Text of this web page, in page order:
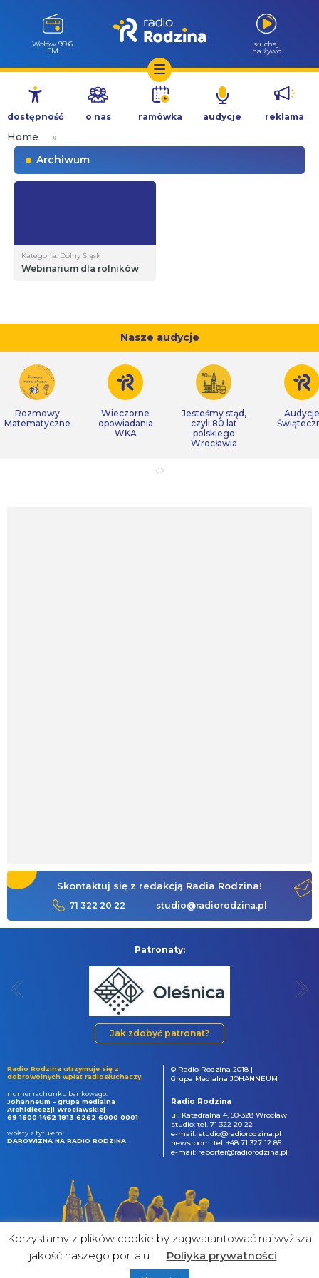
Przejdź
treści
Wołów 99.6
FM
słuchaj
na żywo
dostępność o nas ramówka audycje reklama
Home
»
Archiwum
Kategoria: Dolny Śląsk
Webinarium dla rolników
Nasze audycje
Rozmowy
Matematyczne
Wieczorne
opowiadania
WKA
Jesteśmy stąd,
czyli 80 lat
polskiego
Wrocławia
Audycje
Skontaktuj się z redakcją Radia Rodzina!
71 322 20 22 studio@radiorodzina.pl
Patronaty:
Jak zdobyć patronat?
Radio Rodzina utrzymuje się z
dobrowolnych wpłat radiosłuchaczy.
numer rachunku bankowego:
Johanneum - grupa medialna
Archidiecezji Wrocławskiej
69 1600 1462 1813 6262 6000 0001
wpłaty z tytułem:
DAROWIZNA NA RADIO RODZINA
© Radio Rodzina 2018 |
Grupa Medialna JOHANNEUM
Radio Rodzina
ul. Katedralna 4, 50-328 Wrocław
studio: tel. 71 322 20 22
e-mail: studio@radiorodzina.pl
newsroom: tel. +48 71 327 12 85
e-mail: reporter@radiorodzina.pl
Korzystamy z plików cookie by zagwarantować najwyższa
jakość naszego portalu
Poliyka prywatności